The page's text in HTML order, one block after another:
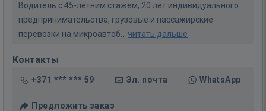
Водитель с 45-летним стажем, 20 лет индивидуального
предпринимательства, грузовые и пассажирские
перевозки на микроавтоб... читать дальше
Контакты
+371 *** *** 59 Эл. почта WhatsApp
Предложить заказ